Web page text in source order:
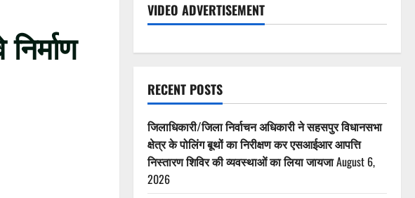
VIDEO ADVERTISEMENT
RECENT POSTS
जिलाधिकारी/जिला निर्वाचन अधिकारी ने सहसपुर विधानसभा
क्षेत्र के पोलिंग बूथों का निरीक्षण कर एसआईआर आपत्ति
निस्तारण शिविर की व्यवस्थाओं का लिया जायजाAugust 6,
2026